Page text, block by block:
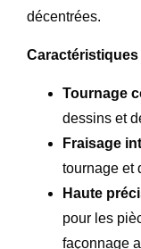
décentrées.
Tournage
dessins et
Fraisage
tournage et
Haute
pour les
façonnage